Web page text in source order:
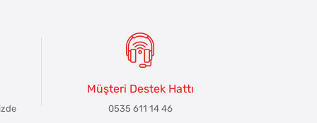
Müşteri Destek Hattı
0535 611 14 46